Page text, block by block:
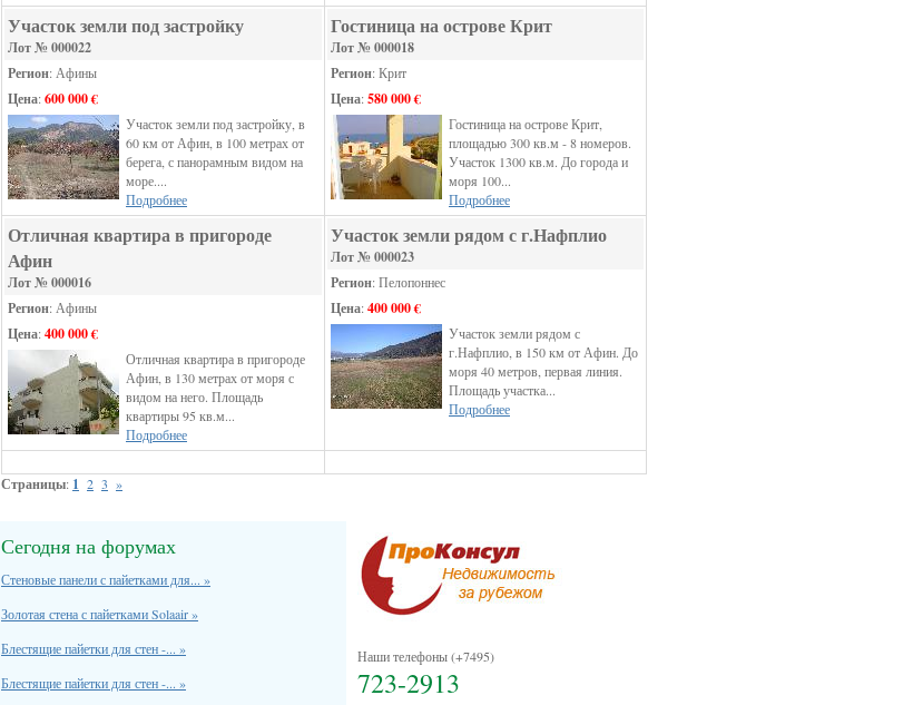
Участок земли под застройку
Лот № 000022
Регион: Афины
Цена:600 000 €
Участок земли под застройку, в
60 км от Афин, в 100 метрах от
берега, с панорамным видом на
море....
Подробнее
Гостиница на острове Крит
Лот № 000018
Регион: Крит
Цена:580 000 €
Гостиница на острове Крит,
площадью 300 кв.м - 8 номеров.
Участок 1300 кв.м. До города и
моря 100...
Подробнее
Отличная квартира в пригороде
Афин
Лот № 000016
Регион: Афины
Цена:400 000 €
Отличная квартира в пригороде
Афин, в 130 метрах от моря с
видом на него. Площадь
квартиры 95 кв.м...
Подробнее
Участок земли рядом с г.Нафплио
Лот № 000023
Регион: Пелопоннес
Цена:400 000 €
Участок земли рядом с
г.Нафплио, в 150 км от Афин. До
моря 40 метров, первая линия.
Площадь участка...
Подробнее
Страницы: 1 2 3 »
Сегодня на форумах
Стеновые панели с пайетками для... »
Золотая стена с пайетками Solaair »
Блестящие пайетки для стен -... »
Блестящие пайетки для стен -... »
Наши телефоны (+7495)
723-2913